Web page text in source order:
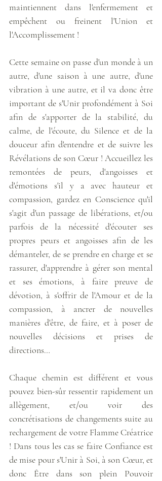
maintiennent dans l'enfermement et
empêchent ou freinent l'Union et
l'Accomplissement !
Cette semaine on passe d'un monde à un
autre, d'une saison à une autre, d'une
vibration à une autre, et il va donc être
important de s'Unir profondément à Soi
afin de s'apporter de la stabilité, du
calme, de l'écoute, du Silence et de la
douceur afin d'entendre et de suivre les
Révélations de son Cœur ! Accueillez les
remontées de peurs, d'angoisses et
d'émotions s'il y a avec hauteur et
compassion, gardez en Conscience qu'il
s'agit d'un passage de libérations, et/ou
parfois de la nécessité d'écouter ses
propres peurs et angoisses afin de les
démanteler, de se prendre en charge et se
rassurer, d'apprendre à gérer son mental
et ses émotions, à faire preuve de
dévotion, à s'offrir de l'Amour et de la
compassion, à ancrer de nouvelles
manières d'être, de faire, et à poser de
nouvelles décisions et prises de
directions…
Chaque chemin est différent et vous
pouvez bien-sûr ressentir rapidement un
allègement, et/ou voir des
concrétisations de changements suite au
rechargement de votre Flamme Créatrice
! Dans tous les cas se faire Confiance est
de mise pour s'Unir à Soi, à son Cœur, et
donc Être dans son plein Pouvoir